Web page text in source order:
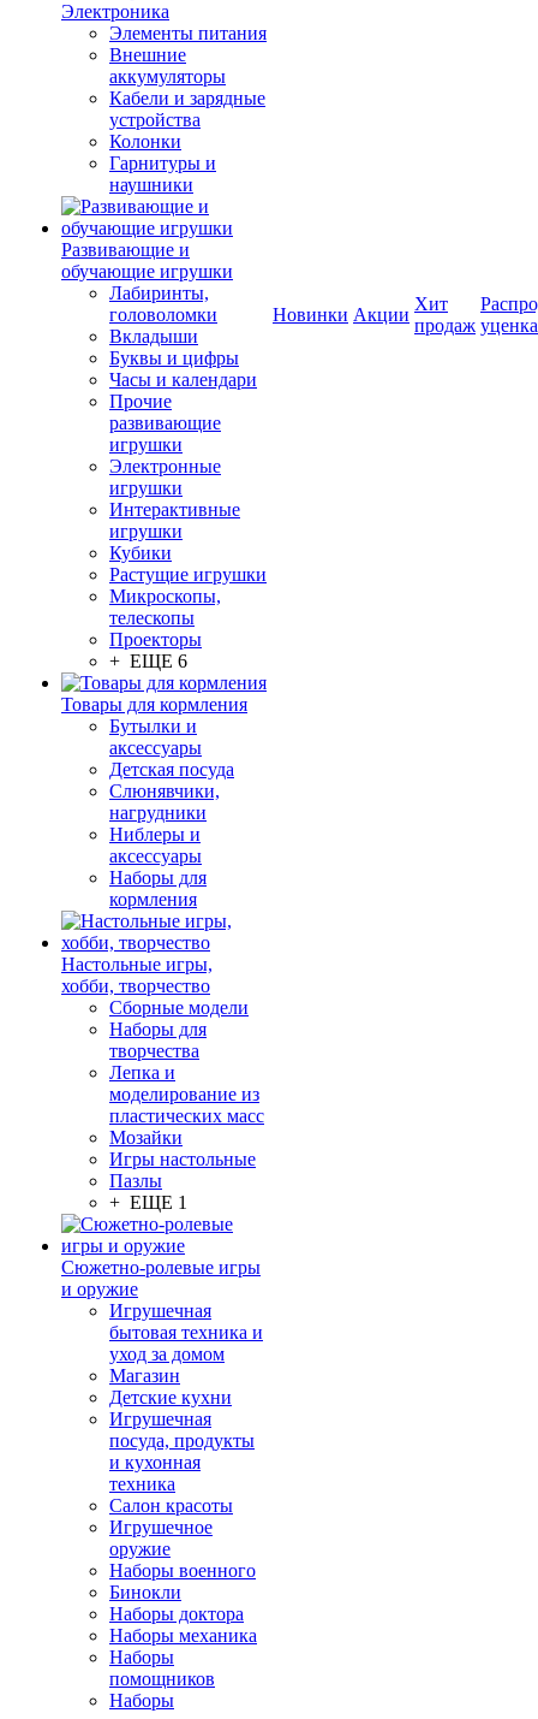
Электроника
Элементы питания
Внешние
аккумуляторы
Кабели и зарядные
устройства
Колонки
Гарнитуры и
наушники
Развивающие и
обучающие игрушки
Лабиринты,
головоломки
Вкладыши
Буквы и цифры
Часы и календари
Прочие
развивающие
игрушки
Электронные
игрушки
Интерактивные
игрушки
Кубики
Растущие игрушки
Микроскопы,
телескопы
Проекторы
+ ЕЩЕ 6
Товары для кормления
Бутылки и
аксессуары
Детская посуда
Слюнявчики,
нагрудники
Ниблеры и
аксессуары
Наборы для
кормления
Настольные игры,
хобби, творчество
Сборные модели
Наборы для
творчества
Лепка и
моделирование из
пластических масс
Мозайки
Игры настольные
Пазлы
+ ЕЩЕ 1
Сюжетно-ролевые игры
и оружие
Игрушечная
бытовая техника и
уход за домом
Магазин
Детские кухни
Игрушечная
посуда, продукты
и кухонная
техника
Салон красоты
Игрушечное
оружие
Наборы военного
Бинокли
Наборы доктора
Наборы механика
Наборы
помощников
Наборы
Новинки Акции
Хит
продаж уценка